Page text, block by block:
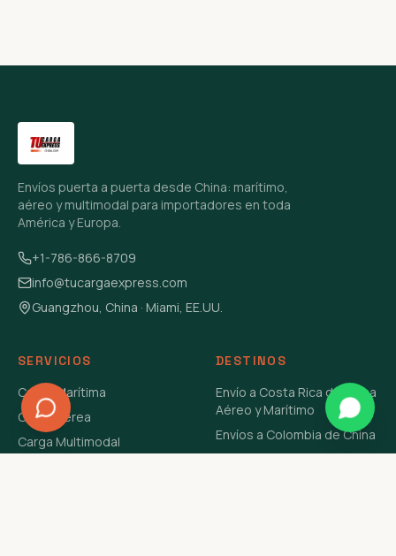
Envíos puerta a puerta desde China: marítimo,
aéreo y multimodal para importadores en toda
América y Europa.
+1-786-866-8709
info@tucargaexpress.com
Guangzhou, China · Miami, EE.UU.
SERVICIOS
Carga Marítima
Carga Aérea
Carga Multimodal
DESTINOS
Envío a Costa Rica de China
Aéreo y Marítimo
Envíos a Colombia de China